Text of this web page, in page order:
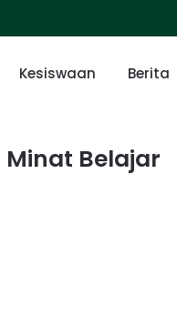
Kesiswaan Berita
Belajar